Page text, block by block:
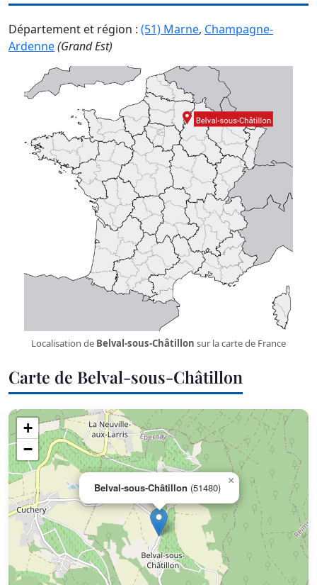
Département et région : (51) Marne, Champagne-
Ardenne(Grand Est)
Localisation de Belval-sous-Châtillon sur la carte de France
Carte de Belval-sous-Châtillon
Belval-sous-Châtillon (51480)
×
+
−